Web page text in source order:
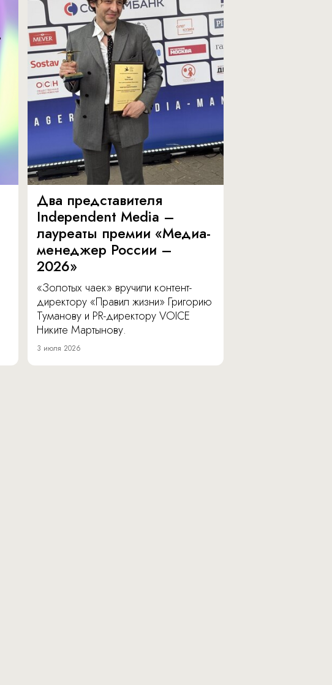
Два представителя
Independent Media –
лауреаты премии «Медиа-
менеджер России –
2026»
«Золотых чаек» вручили контент-
директору «Правил жизни» Григорию
Туманову и PR-директору VOICE
Никите Мартынову.
3 июля 2026